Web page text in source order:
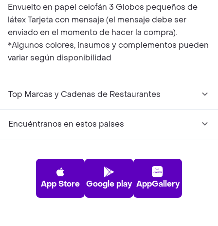
Envuelto en papel celofán 3 Globos pequeños de
látex Tarjeta con mensaje (el mensaje debe ser
enviado en el momento de hacer la compra).
*Algunos colores, insumos y complementos pueden
variar según disponibilidad
Top Marcas y Cadenas de Restaurantes
Encuéntranos en estos países
App Store Google play AppGallery